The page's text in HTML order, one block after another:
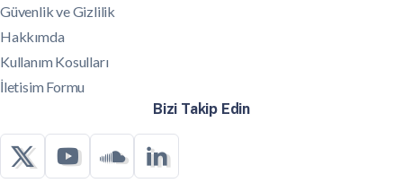
Güvenlik ve Gizlilik
Hakkımda
Kullanım Kosulları
İletisim Formu
Bizi Takip Edin